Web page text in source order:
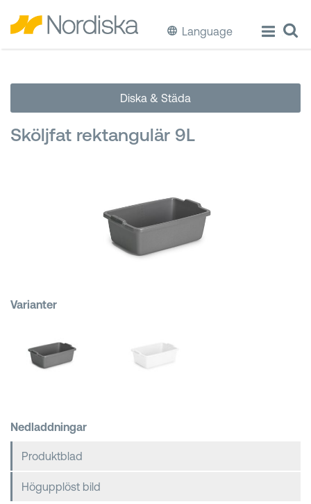
Language
Laga & Förvara mat
Äta & Dricka
Diska & Städa
Sköljfat rektangulär 9L
Varianter
Nedladdningar
Produktblad
Högupplöst bild